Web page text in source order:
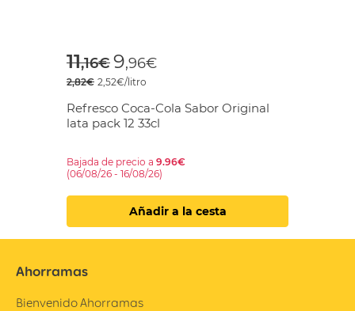
Price reduced from
11,16€to
9,96€
2,82€ 2,52€/litro
Refresco Coca-Cola Sabor Original
lata pack 12 33cl
Bajada de precio a 9.96€
(06/08/26 - 16/08/26)
Añadir a la cesta
Ahorramas
Bienvenido Ahorramas